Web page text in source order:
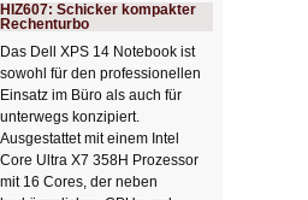
HIZ607: Schicker kompakter
Rechenturbo
Das Dell XPS 14 Notebook ist
sowohl für den professionellen
Einsatz im Büro als auch für
unterwegs konzipiert.
Ausgestattet mit einem Intel
Core Ultra X7 358H Prozessor
mit 16 Cores, der neben